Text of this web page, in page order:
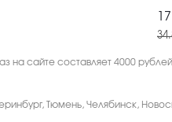
на сайте составляет 4000
Тюмень, Челябинск,